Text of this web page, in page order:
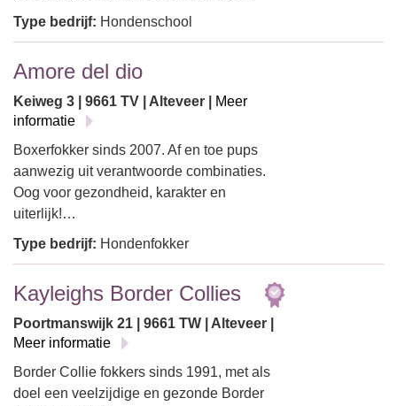
Type bedrijf: Hondenschool
Amore del dio
Keiweg 3 | 9661 TV | Alteveer |
Meer
informatie
Boxerfokker sinds 2007. Af en toe pups
aanwezig uit verantwoorde combinaties.
Oog voor gezondheid, karakter en
uiterlijk!…
Type bedrijf: Hondenfokker
Kayleighs Border Collies
Poortmanswijk 21 | 9661 TW | Alteveer |
Meer informatie
Border Collie fokkers sinds 1991, met als
doel een veelzijdige en gezonde Border